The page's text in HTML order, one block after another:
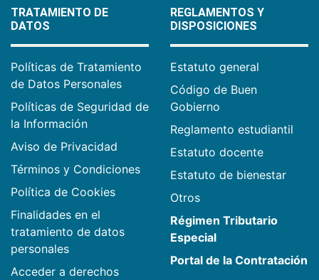
TRATAMIENTO DE
DATOS
Políticas de Tratamiento
de Datos Personales
Políticas de Seguridad de
la Información
Aviso de Privacidad
Términos y Condiciones
Política de Cookies
Finalidades en el
tratamiento de datos
personales
Acceder a derechos
REGLAMENTOS Y
DISPOSICIONES
Estatuto general
Código de Buen
Gobierno
Reglamento estudiantil
Estatuto docente
Estatuto de bienestar
Otros
Régimen Tributario
Especial
Portal de la Contratación